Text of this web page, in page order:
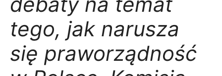
tego, jak narusza
się praworządność